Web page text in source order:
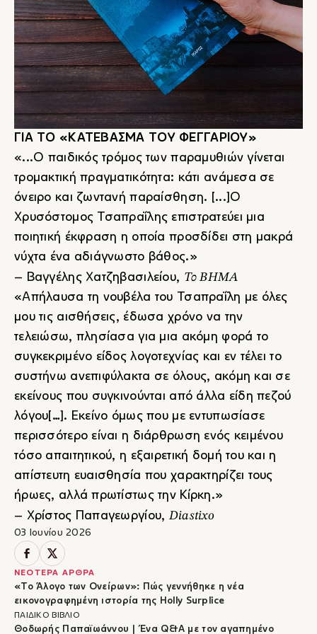
03 Ιουνίου 2026
ΝΕΟΤΕΡΑ ΑΡΘΡΑ
«Το Άλογο των Ονείρων»: Πώς γεννήθηκε η νέα
εικονογραφημένη ιστορία της Holly Surplice
ΠΑΙΔΙΚΟ ΒΙΒΛΙΟ
Θοδωρής Παπαϊωάννου | Ένα Q&A με τον αγαπημένο
ΓΙΑ ΤΟ «ΚΑΤΕΒΑΣΜΑ ΤΟΥ ΦΕΓΓΑΡΙΟΥ»
«...Ο παιδικός τρόμος των παραμυθιών γίνεται
τρομακτική πραγματικότητα: κάτι ανάμεσα σε
όνειρο και ζωντανή παραίσθηση. [...]Ο
Χρυσόστομος Τσαπραΐλης επιστρατεύει μια
ποιητική έκφραση η οποία προσδίδει στη μακρά
νύχτα ένα αδιάγνωστο βάθος.»
– Βαγγέλης Χατζηβασιλείου, Το ΒΗΜΑ
«Απήλαυσα τη νουβέλα του Τσαπραΐλη με όλες
μου τις αισθήσεις, έδωσα χρόνο να την
τελειώσω, πλησίασα για μια ακόμη φορά το
συγκεκριμένο είδος λογοτεχνίας και εν τέλει το
συστήνω ανεπιφύλακτα σε όλους, ακόμη και σε
εκείνους που συγκινούνται από άλλα είδη πεζού
λόγου[…]. Εκείνο όμως που με εντυπωσίασε
περισσότερο είναι η διάρθρωση ενός κειμένου
τόσο απαιτητικού, η εξαιρετική δομή του και η
απίστευτη ευαισθησία που χαρακτηρίζει τους
ήρωες, αλλά πρωτίστως την Κίρκη.»
– Χρίστος Παπαγεωργίου,Diastixo